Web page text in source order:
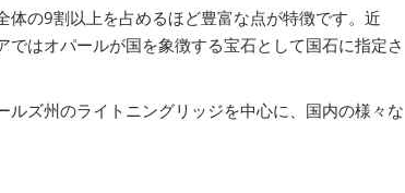
の9割以上を占めるほど豊富な点が特徴です。近
はオパールが国を象徴する宝石として国石に指定さ
ズ州のライトニングリッジを中心に、国内の様々な